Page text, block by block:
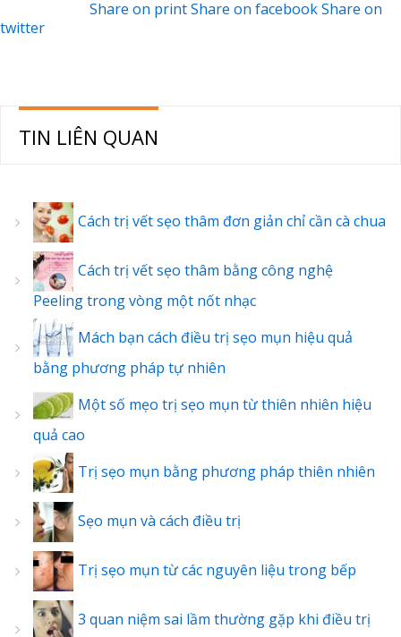
Share on printShare on facebookShare on
twitter
TIN LIÊN QUAN
Cách trị vết sẹo thâm đơn giản chỉ cần cà chua
Cách trị vết sẹo thâm bằng công nghệ
Peeling trong vòng một nốt nhạc
Mách bạn cách điều trị sẹo mụn hiệu quả
bằng phương pháp tự nhiên
Một số mẹo trị sẹo mụn từ thiên nhiên hiệu
quả cao
Trị sẹo mụn bằng phương pháp thiên nhiên
Sẹo mụn và cách điều trị
Trị sẹo mụn từ các nguyên liệu trong bếp
3 quan niệm sai lầm thường gặp khi điều trị